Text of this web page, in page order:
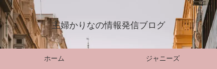
主婦かりなの情報発信ブログ
ホーム ジャニーズ